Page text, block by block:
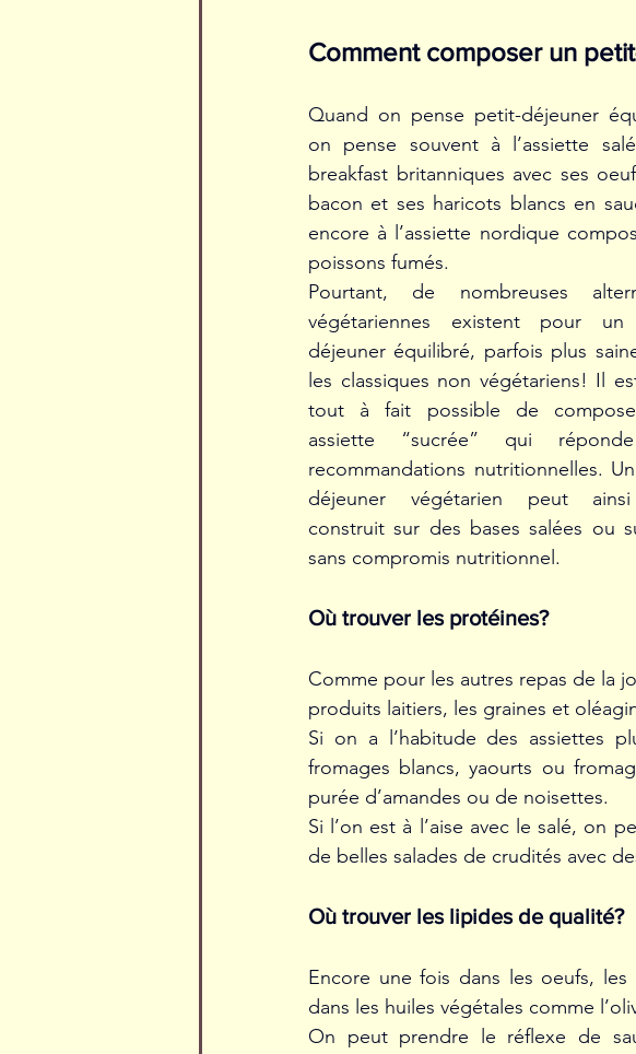
Comment composer un
Quand on pense petit-déjeuner
on pense souvent à l’assiette
breakfast britanniques avec ses
bacon et ses haricots blancs en
encore à l’assiette nordique
poissons fumés.
Pourtant, de nombreuses
végétariennes existent pour
déjeuner équilibré, parfois plus
les classiques non végétariens! Il
tout à fait possible de
assiette “sucrée” qui
recommandations nutritionnelles.
déjeuner végétarien peut
construit sur des bases salées ou
sans compromis nutritionnel.
Où trouver les protéines?
Comme pour les autres repas de la
produits laitiers, les graines et
Si on a l’habitude des assiettes
fromages blancs, yaourts ou
purée d’amandes ou de noisettes.
Si l’on est à l’aise avec le salé, on
de belles salades de crudités avec
Où trouver les lipides de qualité?
Encore une fois dans les oeufs,
dans les huiles végétales comme
On peut prendre le réflexe de